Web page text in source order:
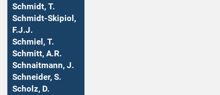
Schmidt, T.
Schmidt-Skipiol,
F.J.J.
Schmiel, T.
Schmitt, A.R.
Schnaitmann, J.
Schneider, S.
Scholz, D.